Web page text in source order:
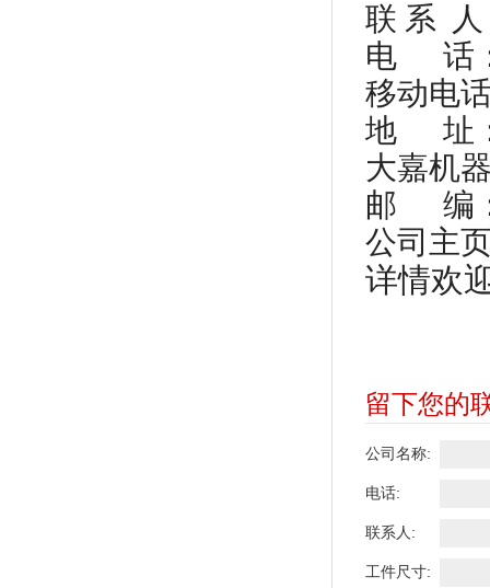
联 系 人
电 话：
移动电
地 址：
大嘉机
邮 编
公司主
详情欢
留下您的
公司名称:
电话:
联系人:
工件尺寸: